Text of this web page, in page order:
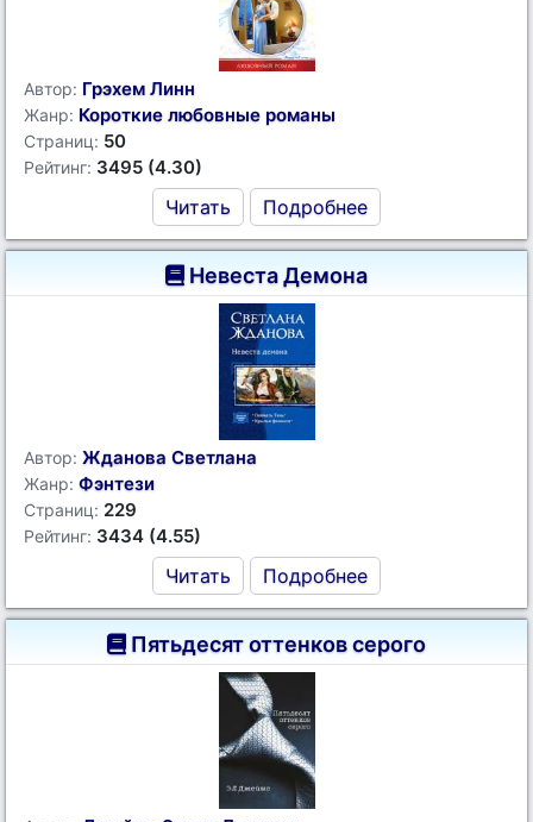
Автор: Грэхем Линн
Жанр: Короткие любовные романы
Страниц: 50
Рейтинг: 3495 (4.30)
Читать Подробнее
Невеста Демона
Автор: Жданова Светлана
Жанр: Фэнтези
Страниц: 229
Рейтинг: 3434 (4.55)
Читать Подробнее
Пятьдесят оттенков серого